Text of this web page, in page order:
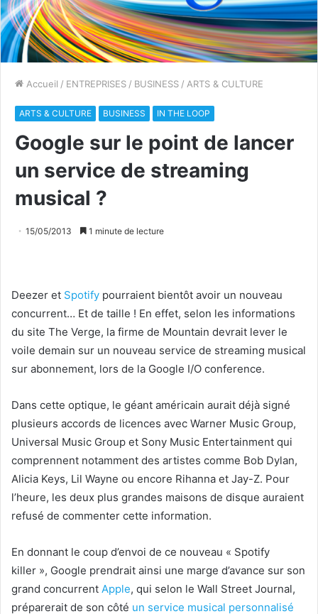
Accueil / ENTREPRISES / BUSINESS / ARTS & CULTURE
ARTS & CULTURE BUSINESS IN THE LOOP
Google sur le point de lancer
un service de streaming
musical ?
15/05/2013 1 minute de lecture
Deezer et Spotify pourraient bientôt avoir un nouveau
concurrent… Et de taille ! En effet, selon les informations
du site The Verge, la firme de Mountain devrait lever le
voile demain sur un nouveau service de streaming musical
sur abonnement, lors de la Google I/O conference.
Dans cette optique, le géant américain aurait déjà signé
plusieurs accords de licences avec Warner Music Group,
Universal Music Group et Sony Music Entertainment qui
comprennent notamment des artistes comme Bob Dylan,
Alicia Keys, Lil Wayne ou encore Rihanna et Jay-Z. Pour
l’heure, les deux plus grandes maisons de disque auraient
refusé de commenter cette information.
En donnant le coup d’envoi de ce nouveau « Spotify
killer », Google prendrait ainsi une marge d’avance sur son
grand concurrent Apple, qui selon le Wall Street Journal,
préparerait de son côté un service musical personnalisé